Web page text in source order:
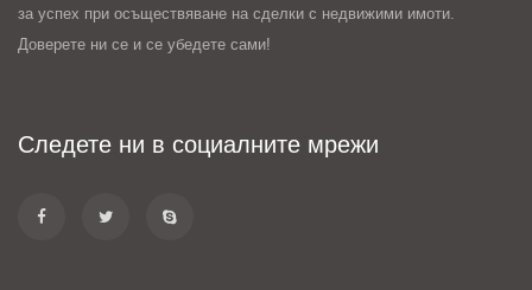
за успех при осъществяване на сделки с недвижими имоти.
Доверете ни се и се убедете сами!
Следете ни в социалните мрежи